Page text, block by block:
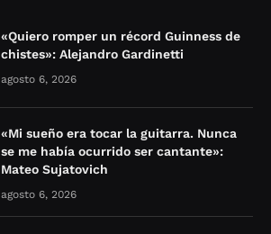
«Quiero romper un récord Guinness de
chistes»: Alejandro Gardinetti
agosto 6, 2026
«Mi sueño era tocar la guitarra. Nunca
se me había ocurrido ser cantante»:
Mateo Sujatovich
agosto 6, 2026